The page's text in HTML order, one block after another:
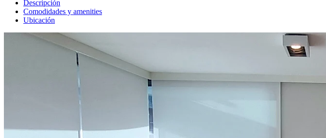
Descripción
Comodidades y amenities
Ubicación